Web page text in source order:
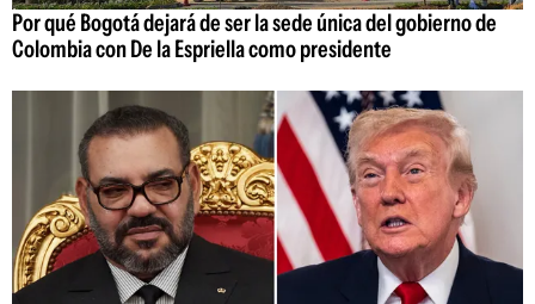
Por qué Bogotá dejará de ser la sede única del gobierno de
Colombia con De la Espriella como presidente